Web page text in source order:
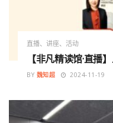
直播、讲座、活动
【非凡精读馆·直播
BY 魏知超 2024-11-19